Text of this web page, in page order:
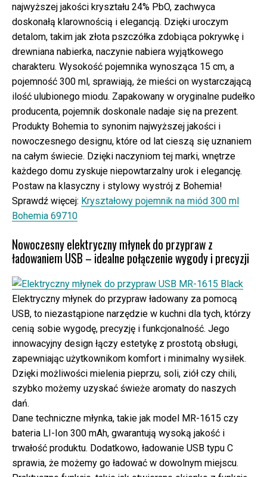
najwyższej jakości kryształu 24% PbO, zachwyca
doskonałą klarownością i elegancją. Dzięki uroczym
detalom, takim jak złota pszczółka zdobiąca pokrywkę i
drewniana nabierka, naczynie nabiera wyjątkowego
charakteru. Wysokość pojemnika wynosząca 15 cm, a
pojemność 300 ml, sprawiają, że mieści on wystarczającą
ilość ulubionego miodu. Zapakowany w oryginalne pudełko
producenta, pojemnik doskonale nadaje się na prezent.
Produkty Bohemia to synonim najwyższej jakości i
nowoczesnego designu, które od lat cieszą się uznaniem
na całym świecie. Dzięki naczyniom tej marki, wnętrze
każdego domu zyskuje niepowtarzalny urok i elegancję.
Postaw na klasyczny i stylowy wystrój z Bohemia!
Sprawdź więcej: Kryształowy pojemnik na miód 300 ml
Bohemia 69710
Nowoczesny elektryczny młynek do przypraw z
ładowaniem USB – idealne połączenie wygody i precyzji
Elektryczny młynek do przypraw ładowany za pomocą
USB, to niezastąpione narzędzie w kuchni dla tych, którzy
cenią sobie wygodę, precyzję i funkcjonalność. Jego
innowacyjny design łączy estetykę z prostotą obsługi,
zapewniając użytkownikom komfort i minimalny wysiłek.
Dzięki możliwości mielenia pieprzu, soli, ziół czy chili,
szybko możemy uzyskać świeże aromaty do naszych
dań.
Dane techniczne młynka, takie jak model MR-1615 czy
bateria LI-Ion 300 mAh, gwarantują wysoką jakość i
trwałość produktu. Dodatkowo, ładowanie USB typu C
sprawia, że możemy go ładować w dowolnym miejscu.